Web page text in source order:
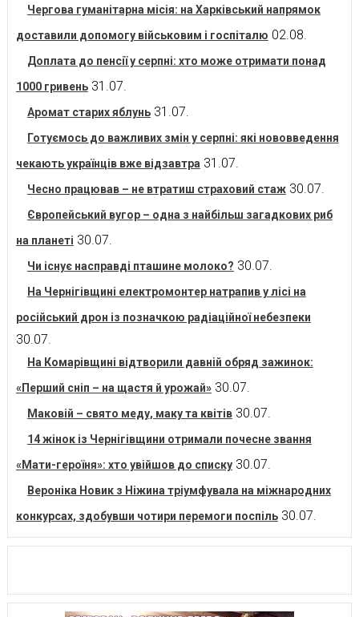
Чергова гуманітарна місія: на Харківський напрямок
доставили допомогу військовим і госпіталю 02.08.
Доплата до пенсії у серпні: хто може отримати понад
1000 гривень 31.07.
Аромат старих яблунь 31.07.
Готуємось до важливих змін у серпні: які нововведення
чекають українців вже відзавтра 31.07.
Чесно працював – не втратиш страховий стаж 30.07.
Європейський вугор – одна з найбільш загадкових риб
на планеті 30.07.
Чи існує насправді пташине молоко? 30.07.
На Чернігівщині електромонтер натрапив у лісі на
російський дрон із позначкою радіаційної небезпеки
30.07.
На Комарівщині відтворили давній обряд зажинок:
«Перший сніп – на щастя й урожай» 30.07.
Маковій – свято меду, маку та квітів 30.07.
14 жінок із Чернігівщини отримали почесне звання
«Мати-героїня»: хто увійшов до списку 30.07.
Вероніка Новик з Ніжина тріумфувала на міжнародних
конкурсах, здобувши чотири перемоги поспіль 30.07.